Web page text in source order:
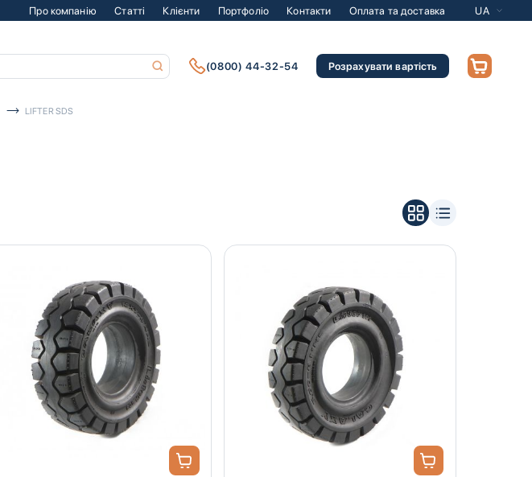
Про компанію Статті Клієнти Портфоліо Контакти Оплата та доставка UA
(0800) 44-32-54 Розрахувати вартість
LIFTER SDS